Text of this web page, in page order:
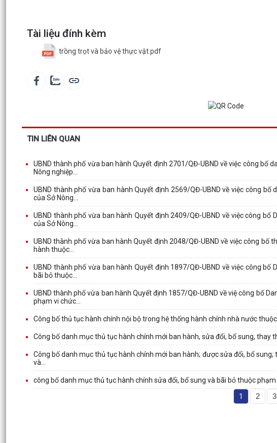
Tài liệu đính kèm
trồng trọt và bảo vệ thực vật.pdf
TIN LIÊN QUAN
UBND thành phố vừa ban hành Quyết định 2701/QĐ-UBND về việc công
Nông nghiệp...
UBND thành phố vừa ban hành Quyết định 2569/QĐ-UBND về việc công
của Sở Nông...
UBND thành phố vừa ban hành Quyết định 2409/QĐ-UBND về việc công
của Sở Nông...
UBND thành phố vừa ban hành Quyết định 2048/QĐ-UBND về việc công
hành thuộc...
UBND thành phố vừa ban hành Quyết định 1897/QĐ-UBND về việc công
bãi bỏ thuộc...
UBND thành phố vừa ban hành Quyết định 1857/QĐ-UBND về việ công bố
phạm vi chức...
Công bố thủ tục hành chính nội bộ trong hệ thống hành chính nhà nước
Công bố danh mục thủ tục hành chính mới ban hành, sửa đổi, bổ sung, thay
Công bố danh mục thủ tục hành chính mới ban hành; được sửa đổi, bổ
và...
công bố danh mục thủ tục hành chính sửa đổi, bổ sung và bãi bỏ thuộc
1 2 3